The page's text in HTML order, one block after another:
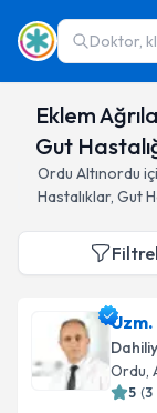
Doktor,
Eklem
Gut
Ordu Altınordu
Hastalıklar, Gut
Uzm.
Ordu,
5 (3